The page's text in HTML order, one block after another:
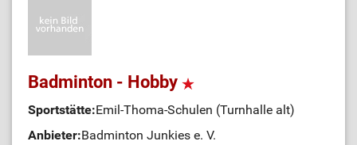
Badminton - Hobby
Sportstätte:Emil-Thoma-Schulen (Turnhalle alt)
Anbieter:Badminton Junkies e. V.